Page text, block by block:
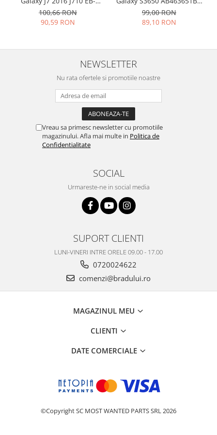
Touchscreen Lenovo
BJ710CBE 3100mah
100,66 RON
90,59 RON
960mah
99,00 RON
89,10 RON
NEWSLETTER
Nu rata ofertele si promotiile noastre
Vreau sa primesc newsletter cu promotiile
magazinului. Afla mai multe in Politica de
Confidentialitate
SOCIAL
Urmareste-ne in social media
SUPORT CLIENTI
LUNI-VINERI INTRE ORELE 09.00 - 17.00
0720024622
comenzi@bradului.ro
MAGAZINUL MEU
CLIENTI
DATE COMERCIALE
©Copyright SC MOST WANTED PARTS SRL 2026